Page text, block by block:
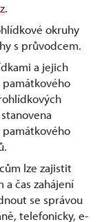
.
okruhy
s průvodcem.
a jejich
lze zajistit
a čas zahájení
se správou
telefonicky, e-